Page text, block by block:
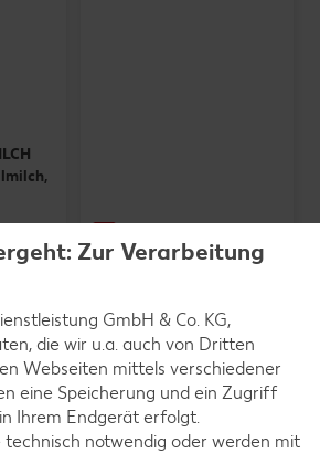
1.29
Zur Verarbeitung
GmbH & Co. KG,
die wir u.a. auch von Dritten
Webseiten mittels verschiedener
eine Speicherung und ein Zugriff
Ihrem Endgerät erfolgt.
technisch notwendig oder werden mit